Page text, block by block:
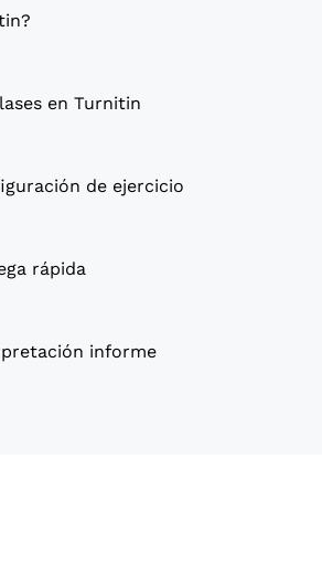
en Turnitin
de ejercicio
rápida
informe